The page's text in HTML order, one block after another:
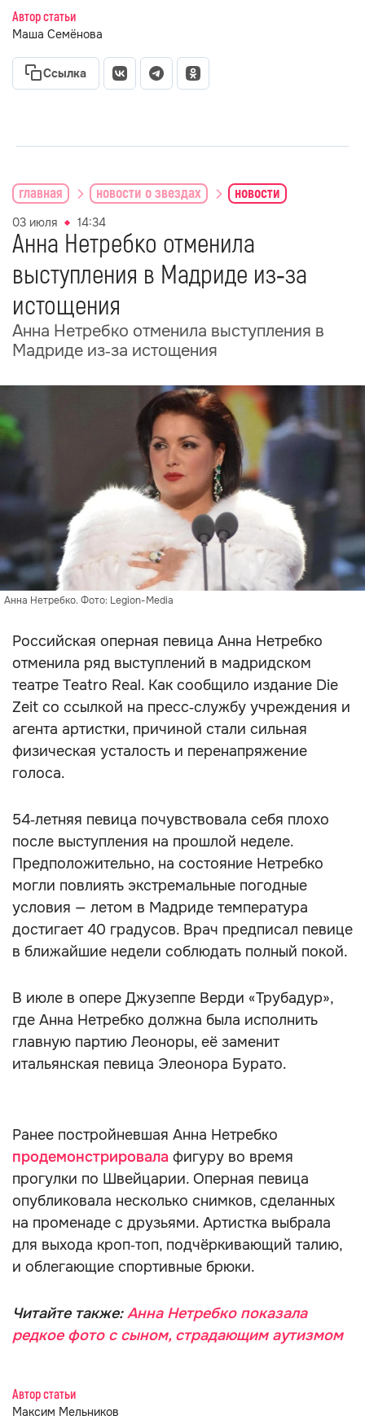
Автор статьи
Маша Семёнова
Ссылка
главная новости о звездах новости
03 июля 14:34
Анна Нетребко отменила
выступления в Мадриде из‑за
истощения
Анна Нетребко отменила выступления в
Мадриде из‑за истощения
Анна Нетребко. Фото: Legion-Media
Российская оперная певица Анна Нетребко
отменила ряд выступлений в мадридском
театре Teatro Real. Как сообщило издание Die
Zeit со ссылкой на пресс‑службу учреждения и
агента артистки, причиной стали сильная
физическая усталость и перенапряжение
голоса.
54‑летняя певица почувствовала себя плохо
после выступления на прошлой неделе.
Предположительно, на состояние Нетребко
могли повлиять экстремальные погодные
условия — летом в Мадриде температура
достигает 40 градусов. Врач предписал певице
в ближайшие недели соблюдать полный покой.
В июле в опере Джузеппе Верди «Трубадур»,
где Анна Нетребко должна была исполнить
главную партию Леоноры, её заменит
итальянская певица Элеонора Бурато.
Ранее постройневшая Анна Нетребко
продемонстрировала фигуру во время
прогулки по Швейцарии. Оперная певица
опубликовала несколько снимков, сделанных
на променаде с друзьями. Артистка выбрала
для выхода кроп‑топ, подчёркивающий талию,
и облегающие спортивные брюки.
Читайте также:Анна Нетребко показала
редкое фото с сыном, страдающим аутизмом
Автор статьи
Максим Мельников